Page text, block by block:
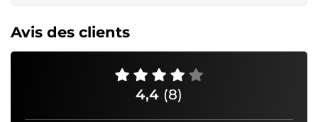
Avis des clients
4,4 (8)